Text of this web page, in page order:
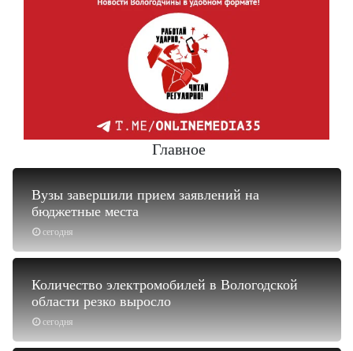
Главное
сегодня
Вузы завершили прием заявлений на
бюджетные места
сегодня
Количество электромобилей в Вологодской
области резко выросло